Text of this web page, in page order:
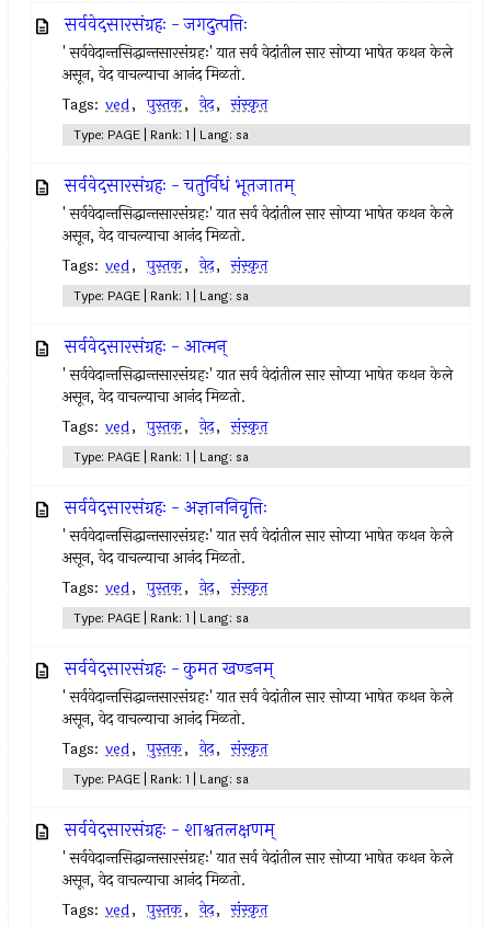
सर्ववेदसारसंग्रहः - जगदुत्पत्तिः
' सर्ववेदान्तसिद्धान्तसारसंग्रहः' यात सर्व वेदांतील सार सोप्या भाषेत कथन केले
असून, वेद वाचल्याचा आनंद मिळतो.
Tags: ved, पुस्तक, वेद, संस्कृत
Type: PAGE | Rank: 1 | Lang: sa
सर्ववेदसारसंग्रहः - चतुर्विधं भूतजातम्
' सर्ववेदान्तसिद्धान्तसारसंग्रहः' यात सर्व वेदांतील सार सोप्या भाषेत कथन केले
असून, वेद वाचल्याचा आनंद मिळतो.
Tags: ved, पुस्तक, वेद, संस्कृत
Type: PAGE | Rank: 1 | Lang: sa
सर्ववेदसारसंग्रहः - आत्मन्
' सर्ववेदान्तसिद्धान्तसारसंग्रहः' यात सर्व वेदांतील सार सोप्या भाषेत कथन केले
असून, वेद वाचल्याचा आनंद मिळतो.
Tags: ved, पुस्तक, वेद, संस्कृत
Type: PAGE | Rank: 1 | Lang: sa
सर्ववेदसारसंग्रहः - अज्ञाननिवृत्तिः
' सर्ववेदान्तसिद्धान्तसारसंग्रहः' यात सर्व वेदांतील सार सोप्या भाषेत कथन केले
असून, वेद वाचल्याचा आनंद मिळतो.
Tags: ved, पुस्तक, वेद, संस्कृत
Type: PAGE | Rank: 1 | Lang: sa
सर्ववेदसारसंग्रहः - कुमत खण्डनम्
' सर्ववेदान्तसिद्धान्तसारसंग्रहः' यात सर्व वेदांतील सार सोप्या भाषेत कथन केले
असून, वेद वाचल्याचा आनंद मिळतो.
Tags: ved, पुस्तक, वेद, संस्कृत
Type: PAGE | Rank: 1 | Lang: sa
सर्ववेदसारसंग्रहः - शाश्वतलक्षणम्
' सर्ववेदान्तसिद्धान्तसारसंग्रहः' यात सर्व वेदांतील सार सोप्या भाषेत कथन केले
असून, वेद वाचल्याचा आनंद मिळतो.
Tags: ved, पुस्तक, वेद, संस्कृत